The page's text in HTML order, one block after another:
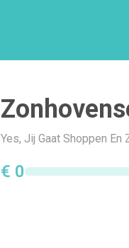
Yes, Jij Gaat Shoppen
€ 0